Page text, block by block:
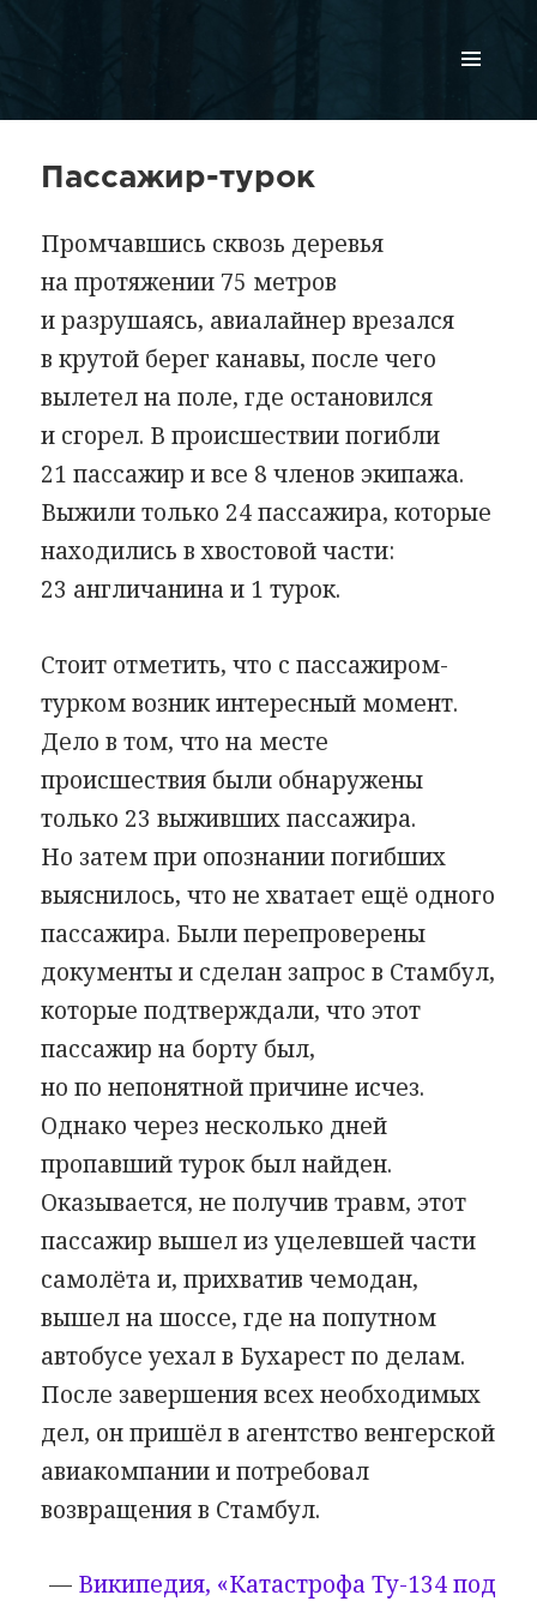
Пассажир-турок
Промчавшись сквозь деревья
на протяжении 75 метров
и разрушаясь, авиалайнер врезался
в крутой берег канавы, после чего
вылетел на поле, где остановился
и сгорел. В происшествии погибли
21 пассажир и все 8 членов экипажа.
Выжили только 24 пассажира, которые
находились в хвостовой части:
23 англичанина и 1 турок.
Стоит отметить, что с пассажиром-
турком возник интересный момент.
Дело в том, что на месте
происшествия были обнаружены
только 23 выживших пассажира.
Но затем при опознании погибших
выяснилось, что не хватает ещё одного
пассажира. Были перепроверены
документы и сделан запрос в Стамбул,
которые подтверждали, что этот
пассажир на борту был,
но по непонятной причине исчез.
Однако через несколько дней
пропавший турок был найден.
Оказывается, не получив травм, этот
пассажир вышел из уцелевшей части
самолёта и, прихватив чемодан,
вышел на шоссе, где на попутном
автобусе уехал в Бухарест по делам.
После завершения всех необходимых
дел, он пришёл в агентство венгерской
авиакомпании и потребовал
возвращения в Стамбул.
— Википедия, «Катастрофа Ту-134 под